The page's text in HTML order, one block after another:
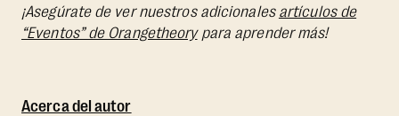
¡Asegúrate de ver nuestros adicionales artículos de
“Eventos” de Orangetheorypara aprender más!
Acerca del autor